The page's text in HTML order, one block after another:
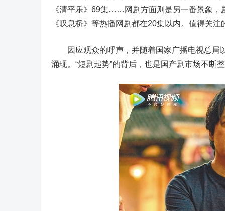
《清平乐》69集……网剧方面则是另一番景象，
《叹息桥》等热播网剧都在20集以内。值得关
因应观众的呼声，并随着国家广播电视总局
涌现。“短剧起势”的背后，也是国产剧市场不断